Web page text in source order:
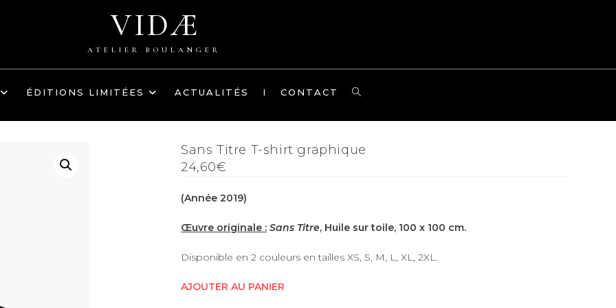
VIDÆ
ATELIER BOULANGER
ÉDITIONS LIMITÉES ACTUALITÉS I CONTACT
TOGGLE
Sans Titre T-shirt graphique
24,60€
(Année 2019)
Œuvre originale : Sans Titre, Huile sur toile, 100 x 100 cm.
Disponible en 2 couleurs en tailles XS, S, M, L, XL, 2XL.
AJOUTER AU PANIER